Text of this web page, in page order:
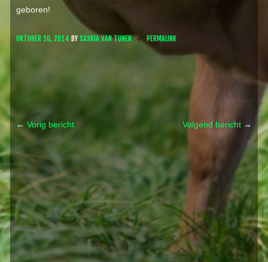
geboren!
OKTOBER 10, 2014 BY SASKIA VAN TUNEN PERMALINK
Post navigation
← Vorig bericht Volgend bericht →